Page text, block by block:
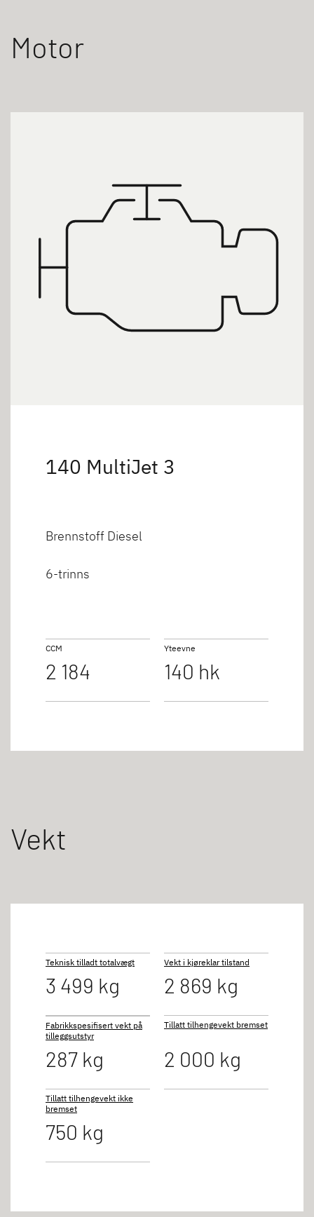
Motor
140 MultiJet 3
Brennstoff Diesel
6-trinns
CCM
2 184
Yteevne
140 hk
Vekt
Teknisk tilladt totalvægt
3 499 kg
Vekt i kjøreklar tilstand
2 869 kg
Fabrikkspesifisert vekt på
tilleggsutstyr
287 kg
Tillatt tilhengevekt bremset
2 000 kg
Tillatt tilhengevekt ikke
bremset
750 kg